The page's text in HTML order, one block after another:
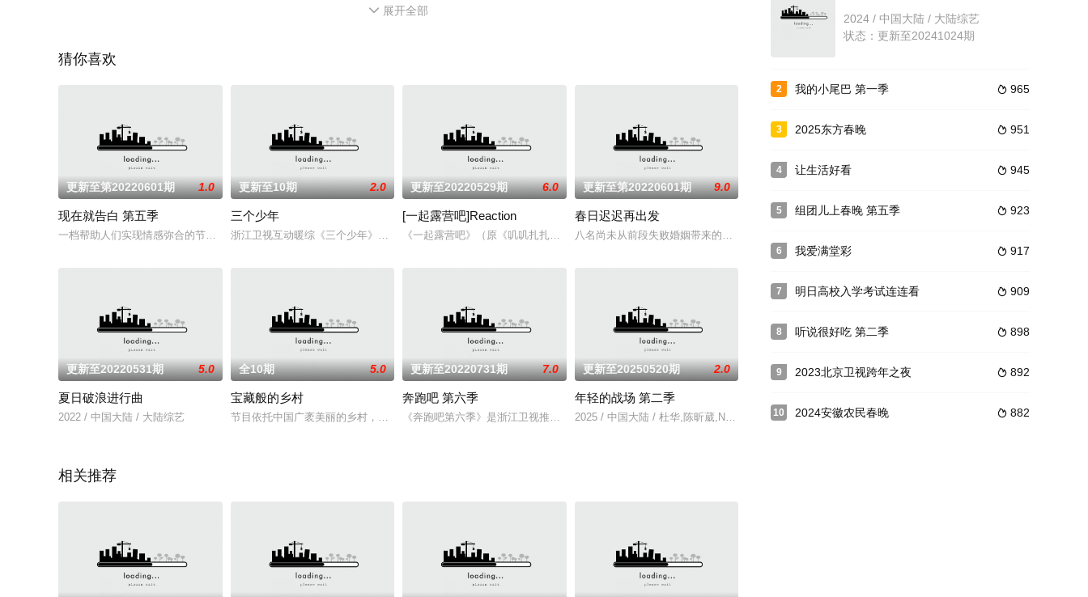
 展开全部
猜你喜欢
更新至第20220601期 1.0
现在就告白 第五季
一档帮助人们实现情感弥合的节目，关注现实生活中男女在恋爱过程所遇到的各种困惑与矛盾，让双方
更新至10期 2.0
三个少年
浙江卫视互动暖综《三个少年》将于3月31日晚播出，宋亚轩、唐九洲、何运晨担任固定嘉宾。
更新至20220529期 6.0
[一起露营吧]Reaction
《一起露营吧》（原《叽叽扎扎的生活》）是由爱奇艺推出的户外潮流露营生活体验真人秀。节目抓住
更新至第20220601期 9.0
春日迟迟再出发
八名尚未从前段失败婚姻带来的伤痛中痊愈的单身男女，结伴开启连续五个周末的“限定旅行”。他们
更新至20220531期 5.0
夏日破浪进行曲
2022 / 中国大陆 / 大陆综艺
全10期 5.0
宝藏般的乡村
节目依托中国广袤美丽的乡村，集结明星通过体验农忙、品尝美食、趣味游戏、传承文化、直播带货与
更新至20220731期 7.0
奔跑吧 第六季
《奔跑吧第六季》是浙江卫视推出的运动综艺节目。
更新至20250520期 2.0
年轻的战场 第二季
2025 / 中国大陆 / 杜华,陈昕葳,NAME,BOYHOOD,Loong9
相关推荐
2024 / 中国大陆 / 大陆综艺
状态：更新至20241024期
2  965
我的小尾巴 第一季
3  951
2025东方春晚
4  945
让生活好看
5  923
组团儿上春晚 第五季
6  917
我爱满堂彩
7  909
明日高校入学考试连连看
8  898
听说很好吃 第二季
9  892
2023北京卫视跨年之夜
10  882
2024安徽农民春晚